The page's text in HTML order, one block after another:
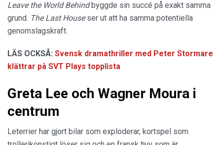
Leave the World Behindbyggde sin succé på exakt samma
grund. The Last Houseser ut att ha samma potentiella
genomslagskraft.
LÄS OCKSÅ: Svensk dramathriller med Peter Stormare
klättrar på SVT Plays topplista
Greta Lee och Wagner Moura i
centrum
Leterrier har gjort bilar som exploderar, kortspel som